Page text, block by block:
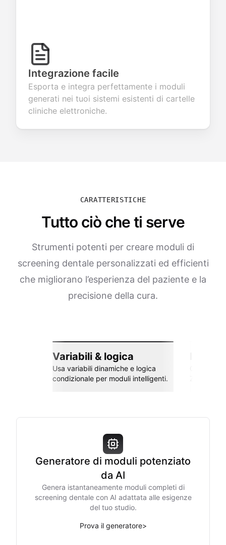
Integrazione facile
Esporta e integra perfettamente i moduli
generati nei tuoi sistemi esistenti di cartelle
cliniche elettroniche.
CARATTERISTICHE
Tutto ciò che ti serve
Strumenti potenti per creare moduli di
screening dentale personalizzati ed efficienti
che migliorano l’esperienza del paziente e la
precisione della cura.
Variabili & logica
Usa variabili dinamiche e logica
condizionale per moduli intelligenti.
Generatore di moduli potenziato
da AI
Genera istantaneamente moduli completi di
screening dentale con AI adattata alle esigenze
del tuo studio.
Prova il generatore>